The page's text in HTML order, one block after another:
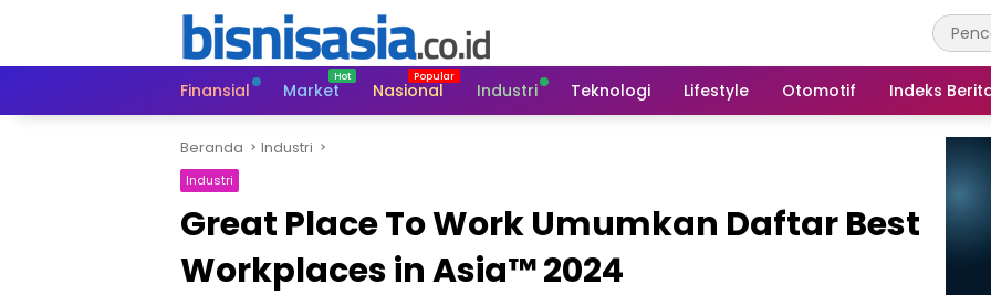
Finansial
Market Nasional Industri Teknologi Lifestyle Otomotif Indeks
Beranda Industri
Industri
Great Place To Work Umumkan Daftar Best
Workplaces in Asia™ 2024